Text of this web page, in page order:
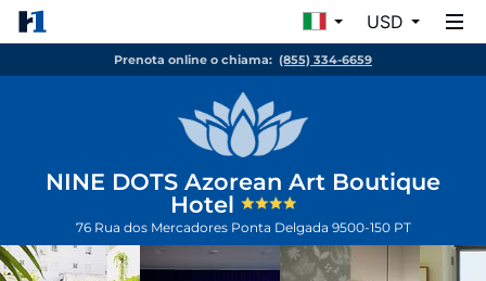
USD
Prenota online o chiama: (855) 334-6659
NINE DOTS Azorean Art Boutique
Hotel
76 Rua dos Mercadores Ponta Delgada 9500-150 PT